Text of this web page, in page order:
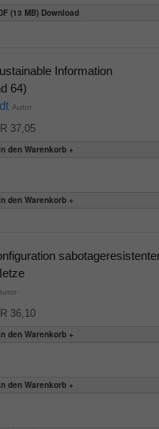
(13 MB) Download
Information
64)
Autor
37,05
36,10